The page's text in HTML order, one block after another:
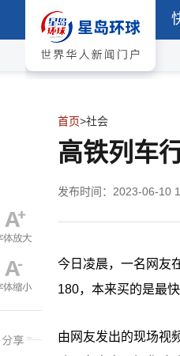
首页>社会
高铁列车
发布时间：2023-06-10
今日凌晨，一名网友
180，本来买的是最
由网友发出的现场视